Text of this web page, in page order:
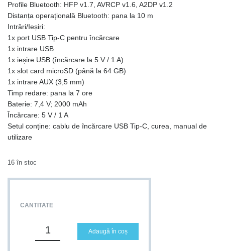
Profile Bluetooth: HFP v1.7, AVRCP v1.6, A2DP v1.2
Distanța operațională Bluetooth: pana la 10 m
Intrări/Ieșiri:
1x port USB Tip-C pentru încărcare
1x intrare USB
1x ieșire USB (încărcare la 5 V / 1 A)
1x slot card microSD (până la 64 GB)
1x intrare AUX (3,5 mm)
Timp redare: pana la 7 ore
Baterie: 7,4 V; 2000 mAh
Încărcare: 5 V / 1 A
Setul conține: cablu de încărcare USB Tip-C, curea, manual de
utilizare
16 în stoc
CANTITATE
Adaugă în coș